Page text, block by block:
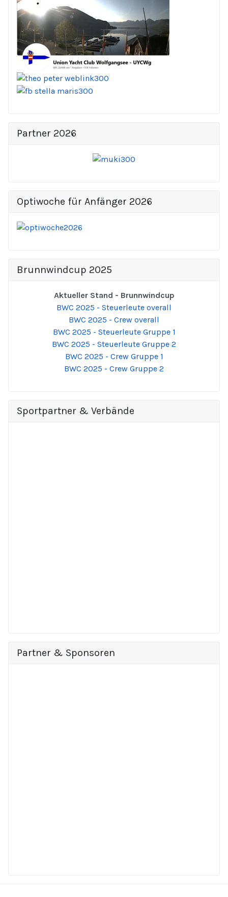
Partner 2026
Optiwoche für Anfänger 2026
Brunnwindcup 2025
Aktueller Stand - Brunnwindcup
BWC 2025 - Steuerleute overall
BWC 2025 - Crew overall
BWC 2025 - Steuerleute Gruppe 1
BWC 2025 - Steuerleute Gruppe 2
BWC 2025 - Crew Gruppe 1
BWC 2025 - Crew Gruppe 2
Sportpartner & Verbände
Partner & Sponsoren